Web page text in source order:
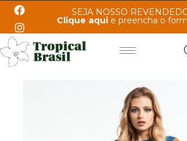
SEJA NOSSO
Clique aqui e preencha o